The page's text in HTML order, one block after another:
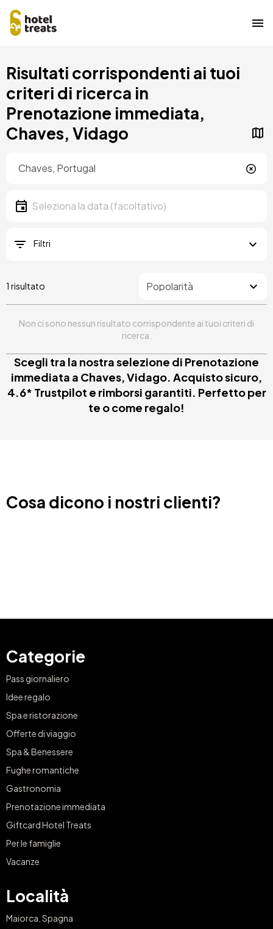
contenuto
principale
Risultati corrispondenti ai tuoi
criteri di ricerca in
Prenotazione immediata,
Chaves, Vidago
Data
Seleziona la data
Filtri
1 risultato
Non ci sono nessun risultato corrispondente ai tuoi criteri di
ricerca.
Scegli tra la nostra selezione di Prenotazione
immediata a Chaves, Vidago. Acquisto sicuro,
4.6* Trustpilot e rimborsi garantiti. Perfetto per
te o come regalo!
Cosa dicono i nostri clienti?
Categorie
Pass giornaliero
Idee regalo
Spa e ristorazione
Offerte di viaggio
Spa & Benessere
Fughe romantiche
Gastronomia
Prenotazione immediata
Giftcard Hotel Treats
Per le famiglie
Vacanze
Località
Maiorca, Spagna